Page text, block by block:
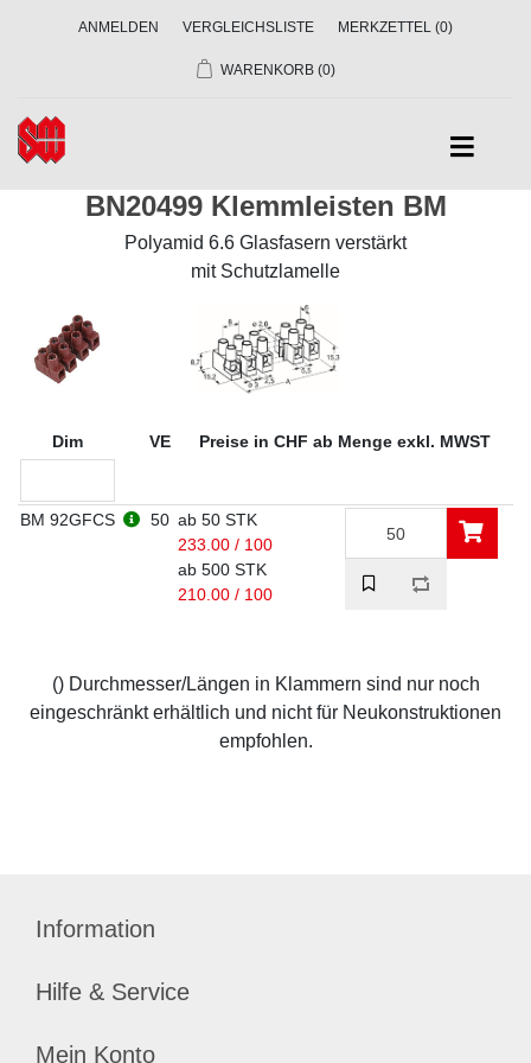
ANMELDEN VERGLEICHSLISTE MERKZETTEL (0)
WARENKORB (0)
BN20499 Klemmleisten BM
Polyamid 6.6 Glasfasern verstärkt
mit Schutzlamelle
Dim VE Preise in CHF ab Menge exkl. MWST
BM 92GFCS 50 ab 50 STK
233.00 / 100
ab 500 STK
210.00 / 100
() Durchmesser/Längen in Klammern sind nur noch
eingeschränkt erhältlich und nicht für Neukonstruktionen
empfohlen.
Information
Hilfe & Service
Mein Konto